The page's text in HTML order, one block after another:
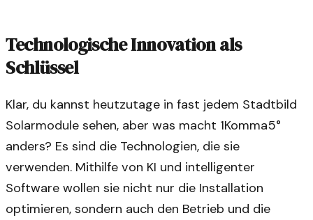
Technologische Innovation als
Schlüssel
Klar, du kannst heutzutage in fast jedem Stadtbild
Solarmodule sehen, aber was macht 1Komma5°
anders? Es sind die Technologien, die sie
verwenden. Mithilfe von KI und intelligenter
Software wollen sie nicht nur die Installation
optimieren, sondern auch den Betrieb und die